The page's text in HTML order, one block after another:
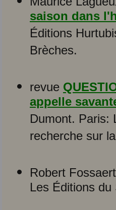
saison dans
Éditions
Brèches.
revue
appelle
Dumont. Paris:
recherche sur
Robert
Les Éditions